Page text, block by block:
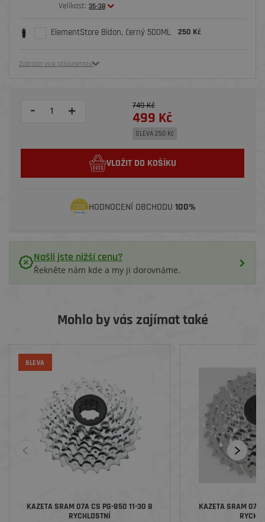
Velikost: 35-38
ElementStore Bidon, černý 500ML 250 Kč
Zobrazit více příslušenství
- + 749 Kč
499 Kč
SLEVA 250 Kč
VLOŽIT DO KOŠÍKU
HODNOCENÍ OBCHODU 100%
Našli jste nižší cenu?
Řekněte nám kde a my ji dorovnáme.
Mohlo by vás zajímat také
SLEVA
KAZETA SRAM 07A CS PG-850 11-30 8
RYCHLOSTNÍ
KAZETA SRAM 07A